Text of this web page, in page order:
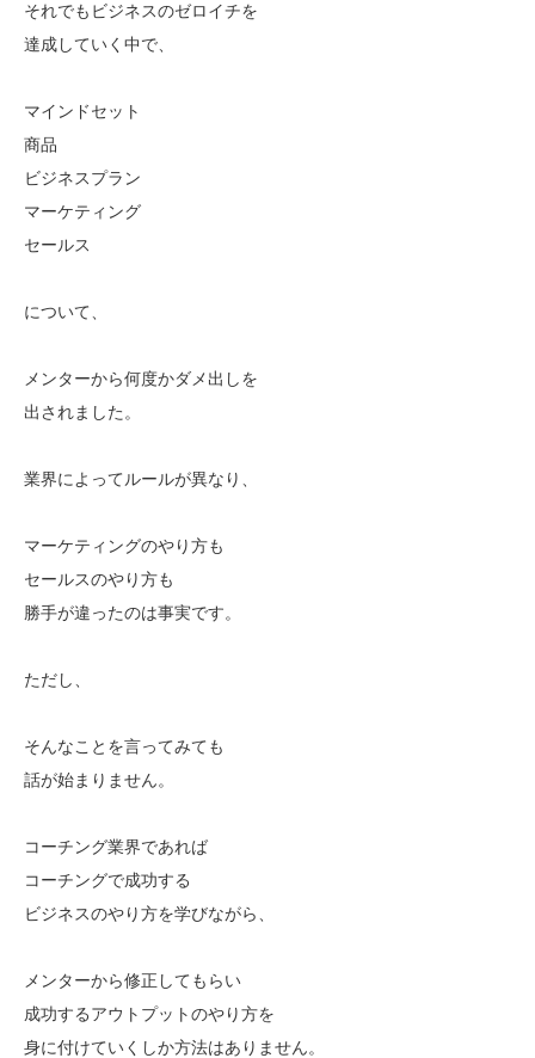
それでもビジネスのゼロイチを
達成していく中で、
マインドセット
商品
ビジネスプラン
マーケティング
セールス
について、
メンターから何度かダメ出しを
出されました。
業界によってルールが異なり、
マーケティングのやり方も
セールスのやり方も
勝手が違ったのは事実です。
ただし、
そんなことを言ってみても
話が始まりません。
コーチング業界であれば
コーチングで成功する
ビジネスのやり方を学びながら、
メンターから修正してもらい
成功するアウトプットのやり方を
身に付けていくしか方法はありません。